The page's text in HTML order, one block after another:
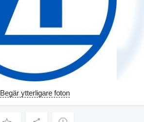
Begär ytterligare foton